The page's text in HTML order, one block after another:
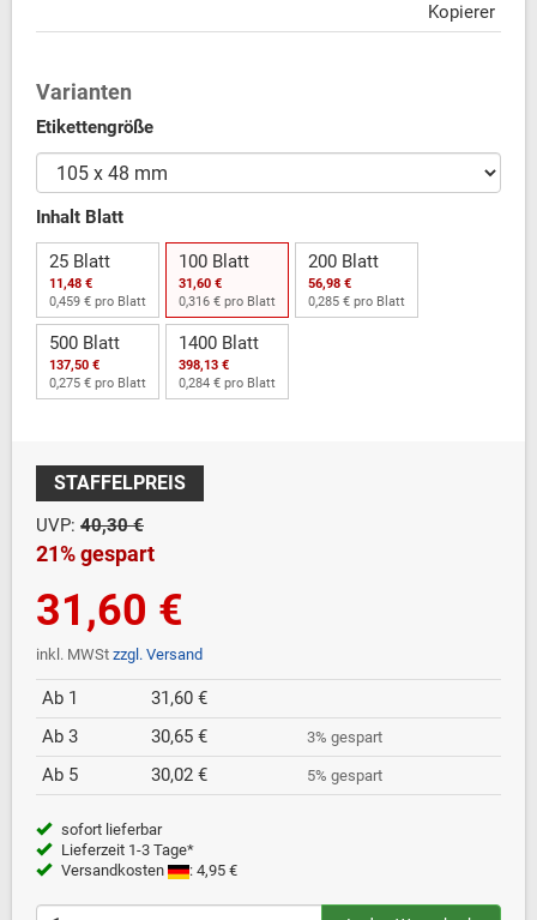
Kopierer
Varianten
Etikettengröße
Inhalt Blatt
25 Blatt
11,48 €
0,459 € pro Blatt
100 Blatt
31,60 €
0,316 € pro Blatt
200 Blatt
56,98 €
0,285 € pro Blatt
500 Blatt
137,50 €
0,275 € pro Blatt
1400 Blatt
398,13 €
0,284 € pro Blatt
STAFFELPREIS
UVP: 40,30 €
21% gespart
31,60 €
inkl. MWSt zzgl. Versand
Ab 1
31,60 €
Ab 3
30,65 € 3% gespart
Ab 5 30,02 € 5% gespart
sofort lieferbar
Lieferzeit 1-3 Tage*
Versandkosten
: 4,95 €